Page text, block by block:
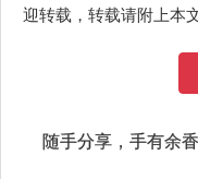
迎转载，转载请附上本
随手分享，手有余香